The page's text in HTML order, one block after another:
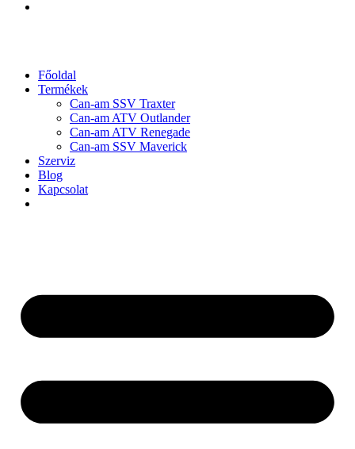
Főoldal
Termékek
Can-am SSV Traxter
Can-am ATV Outlander
Can-am ATV Renegade
Can-am SSV Maverick
Szerviz
Blog
Kapcsolat